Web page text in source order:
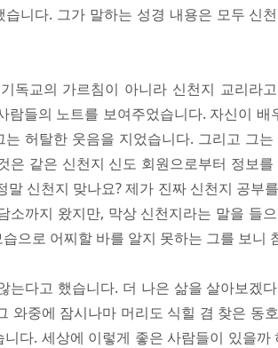
니다. 그가 말하는 성경 내용은 모두 신
독교의 가르침이 아니라 신천지 교리라
람들의 노트를 보여주었습니다. 자신이 배
허탈한 웃음을 지었습니다. 그리고 그
은 같은 신천지 신도 회원으로부터 정보
말 신천지 맞나요? 제가 진짜 신천지 공부
소까지 왔지만, 막상 신천지라는 말을 들
으로 어찌할 바를 알지 못하는 그를 보니
는다고 했습니다. 더 나은 삶을 살아보겠
와중에 잠시나마 머리도 식힐 겸 찾은 동
다. 세상에 이렇게 좋은 사람들이 있을까